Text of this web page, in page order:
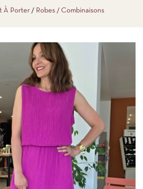
À Porter Robes / Combinaisons